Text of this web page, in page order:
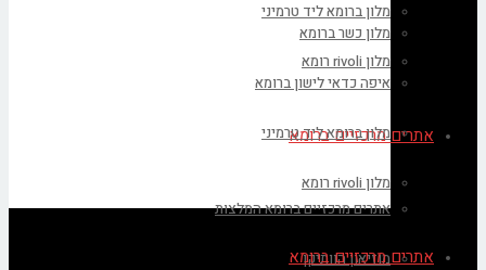
מלון ברומא ליד טרמיני
מלון rivoli רומא
אתרים מרכזיים ברומא
אתרים מרכזיים ברומא המלצות
מוזיאון הוותיקן
מלון כשר ברומא
איפה כדאי לישון ברומא
מלון ברומא ליד טרמיני
מלון rivoli רומא
אתרים מרכזיים ברומא